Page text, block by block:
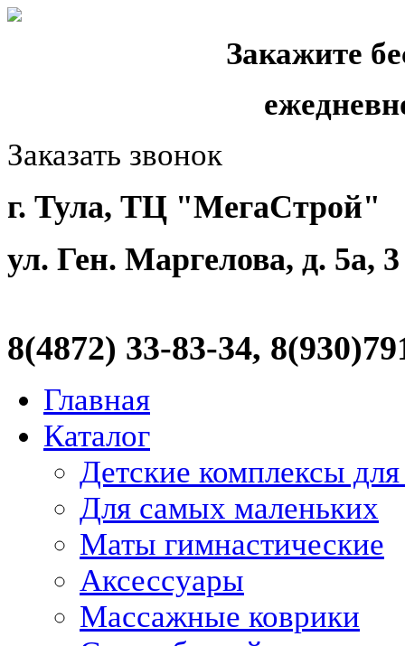
Закажите
Заказать звонок
г. Тула, ТЦ "МегаСтрой"
ул. Ген. Маргелова, д. 5а,
8(4872) 33-83-34,
Главная
Каталог
Детские комплексы
Для самых маленьких
Маты гимнастические
Аксессуары
Массажные коврики